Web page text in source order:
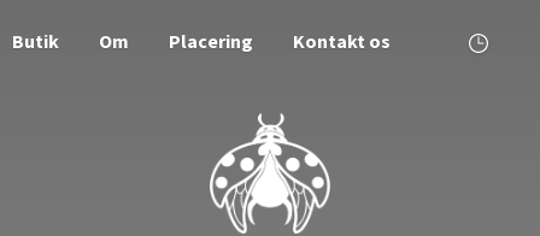
Butik Om Placering Kontakt os